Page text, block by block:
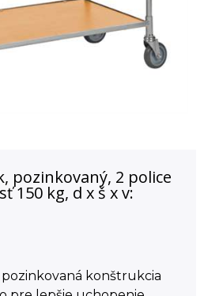
pozinkovaný, 2 police
150 kg, d x š x v:
konštrukcia